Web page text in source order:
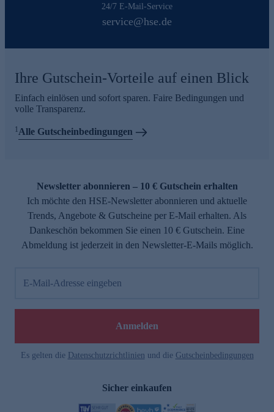
24/7 E-Mail-Service
service@hse.de
Ihre Gutschein-Vorteile auf einen Blick
Einfach einlösen und sofort sparen. Faire Bedingungen und
volle Transparenz.
1Alle Gutscheinbedingungen
Newsletter abonnieren – 10 € Gutschein erhalten
Ich möchte den HSE-Newsletter abonnieren und aktuelle
Trends, Angebote & Gutscheine per E-Mail erhalten. Als
Dankeschön bekommen Sie einen 10 € Gutschein. Eine
Abmeldung ist jederzeit in den Newsletter-E-Mails möglich.
E-Mail-Adresse eingeben
Anmelden
Es gelten die Datenschutzrichtlinien und die Gutscheinbedingungen
Sicher einkaufen